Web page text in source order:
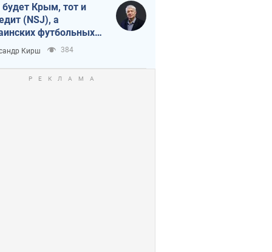
будет Крым, тот и
(NSJ), а
футбольных
могут
убийцами
Кирш 384